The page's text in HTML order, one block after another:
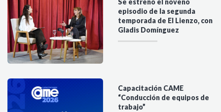
Se estrenó el noveno
episodio de la segunda
temporada de El Lienzo, con
Gladis Domínguez
Capacitación CAME
“Conducción de equipos de
trabajo”